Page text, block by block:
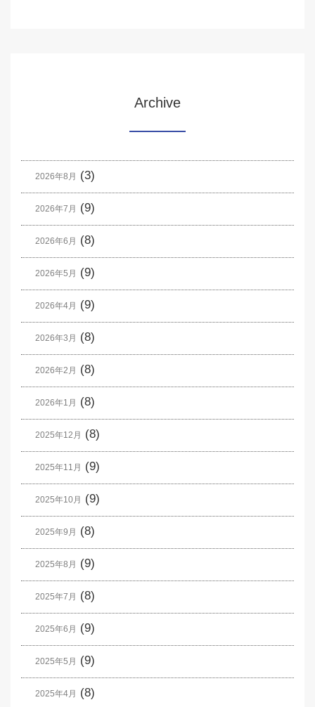
Archive
2026年8月 (3)
2026年7月 (9)
2026年6月 (8)
2026年5月 (9)
2026年4月 (9)
2026年3月 (8)
2026年2月 (8)
2026年1月 (8)
2025年12月 (8)
2025年11月 (9)
2025年10月 (9)
2025年9月 (8)
2025年8月 (9)
2025年7月 (8)
2025年6月 (9)
2025年5月 (9)
2025年4月 (8)